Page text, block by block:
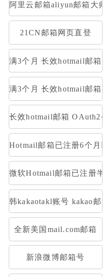
阿里云邮箱aliyun邮箱大
21CN邮箱网页直登
满3个月 长效hotmail邮箱
满3个月 长效hotmail邮
长效hotmail邮箱 OAuth2
Hotmail邮箱已注册6个
微软Hotmail邮箱已注册
韩kakaotakl账号 kakao
全新美国mail.com邮箱
新浪微博邮箱号